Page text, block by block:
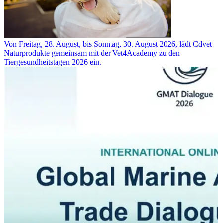
Von Freitag, 28. August, bis Sonntag, 30. August 2026, lädt Cdvet
Naturprodukte gemeinsam mit der Vet4Academy zu den
Tiergesundheitstagen 2026 ein.